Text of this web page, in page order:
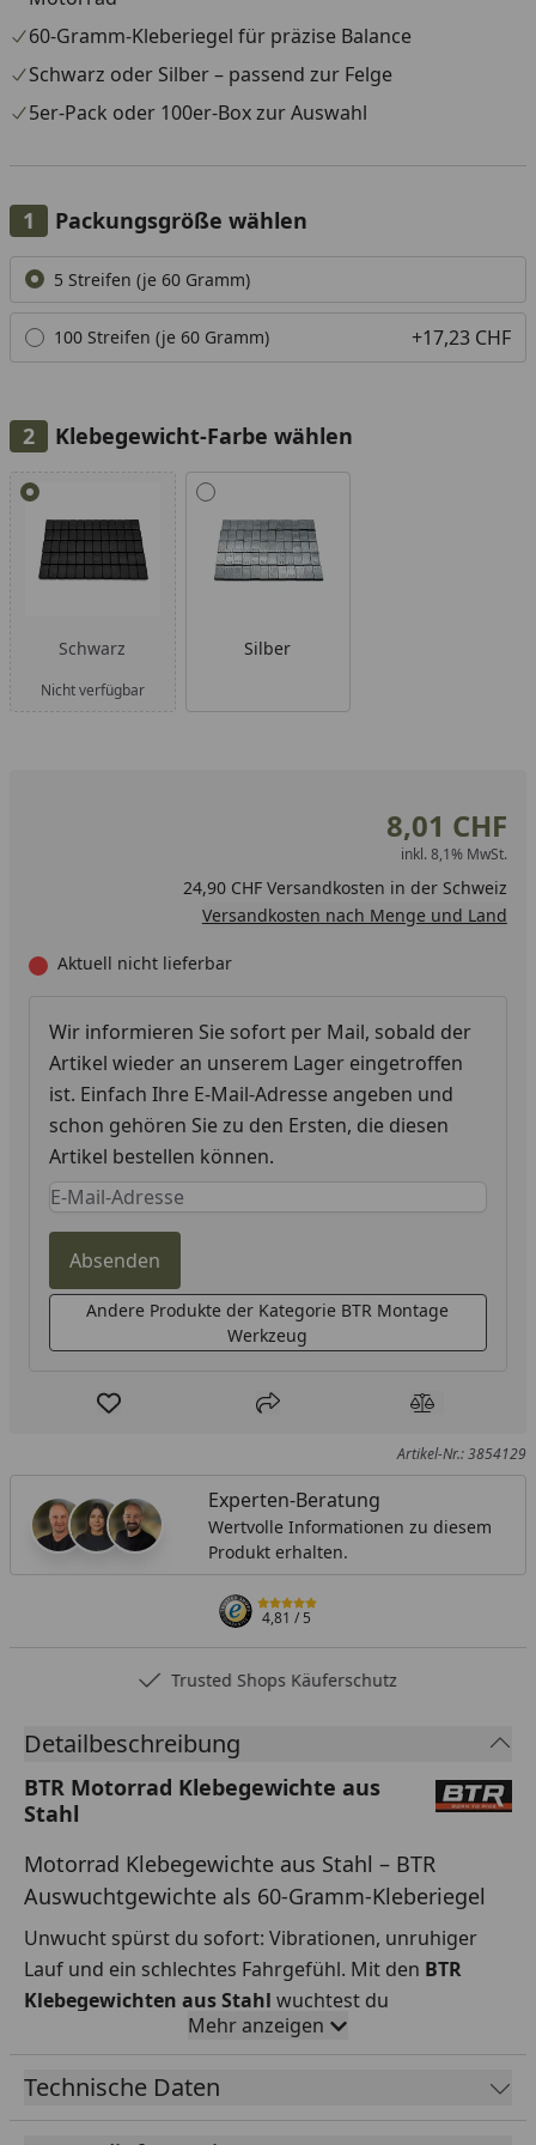
60-Gramm-Kleberiegel für präzise Balance
Schwarz oder Silber – passend zur Felge
5er-Pack oder 100er-Box zur Auswahl
Packungsgröße wählen
Alle anzeigen (2)
5 Streifen (je 60 Gramm)
100 Streifen (je 60 Gramm) +17,23 CHF
Klebegewicht-Farbe wählen
Alle anzeigen (2)
Schwarz
Nicht verfügbar
Silber
8,01 CHF
inkl. 8,1% MwSt.
24,90 CHF Versandkosten in der Schweiz
Versandkosten nach Menge und Land
Aktuell nicht lieferbar
Wir informieren Sie sofort per Mail, sobald der
Artikel wieder an unserem Lager eingetroffen
ist. Einfach Ihre E-Mail-Adresse angeben und
schon gehören Sie zu den Ersten, die diesen
Artikel bestellen können.
Keine Eingabe erforderlich
Eingabe erforderlich
Absenden
Andere Produkte der Kategorie BTR Montage
Werkzeug
Produkt zur Wunschliste hinzufügen
Teilen Produkt
Artikel-Nr.: 3854129
Experten-Beratung
Wertvolle Informationen zu diesem
Produkt erhalten.
4,81/ 5
Trusted Shops Käuferschutz
Detailbeschreibung
BTR Motorrad Klebegewichte aus
Stahl
Motorrad Klebegewichte aus Stahl – BTR
Auswuchtgewichte als 60-Gramm-Kleberiegel
Unwucht spürst du sofort: Vibrationen, unruhiger
Lauf und ein schlechtes Fahrgefühl. Mit den BTR
Klebegewichten aus Stahl wuchtest du
Motorradfelgen sauber aus – schnell, präzise und
passend zu deiner Anwendung. Wähle einfach
Packungsgrößeund
Mehr anzeigen
Technische Daten